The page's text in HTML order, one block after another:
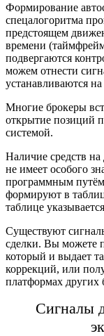
Формирование
спецалогоритма
предстоящем
времени
подвергаются
можем отнести
устанавливаются
Многие брокеры
открытие позиций
системой.
Наличие средств на
не имеет особого
программным
формируют в
таблице
Существуют
сделки. Вы можете
который и выдает
коррекций, или
платформах других
Сигнaлы